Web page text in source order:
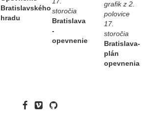
Bratislavského
hradu
storočia
Bratislava
-
opevnenie
grafik z 2.
polovice
17.
storočia
Bratislava-
plán
opevnenia